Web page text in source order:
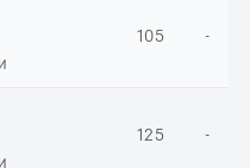
105 -
125 -